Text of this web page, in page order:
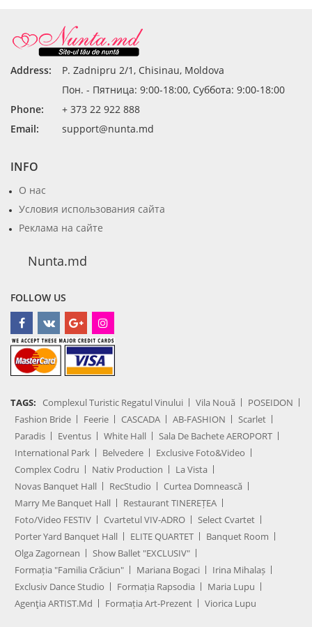
Address:
P. Zadnipru 2/1, Chisinau, Moldova
Пон. - Пятница: 9:00-18:00, Суббота: 9:00-18:00
Phone:
+ 373 22 922 888
Email:
support@nunta.md
INFO
О нас
Условия использования сайта
Реклама на сайте
Nunta.md
FOLLOW US
TAGS: Complexul Turistic Regatul Vinului Vila Nouă
POSEIDON
Fashion Bride
Feerie CASCADA AB-FASHION
Scarlet
Paradis
Eventus White Hall
Sala De Bachete AEROPORT
International Park
Belvedere
Exclusive Foto&Video
Complex Codru
Nativ Production
La Vista
Novas Banquet Hall
RecStudio
Curtea Domnească
Marry Me Banquet Hall
Restaurant TINEREȚEA
Foto/Video FESTIV
Cvartetul VIV-ADRO
Select Cvartet
Porter Yard Banquet Hall
ELITE QUARTET
Banquet Room
Olga Zagornean
Show Ballet "EXCLUSIV"
Formația "Familia Crăciun"
Mariana Bogaci
Irina Mihalaș
Exclusiv Dance Studio
Formația Rapsodia
Maria Lupu
Agenţia ARTIST.md
Formația Art-Prezent Viorica Lupu